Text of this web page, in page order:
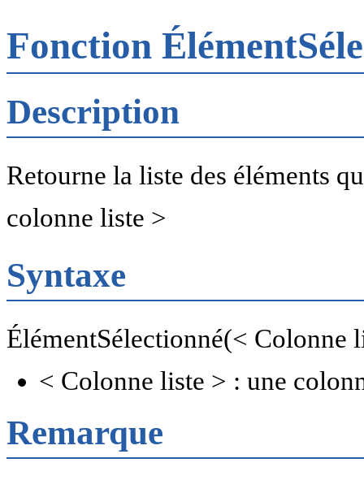
Fonction
Description
Retourne la liste des éléments
colonne liste >
Syntaxe
ÉlémentSélectionné(< Colonne
< Colonne liste > : une
Remarque